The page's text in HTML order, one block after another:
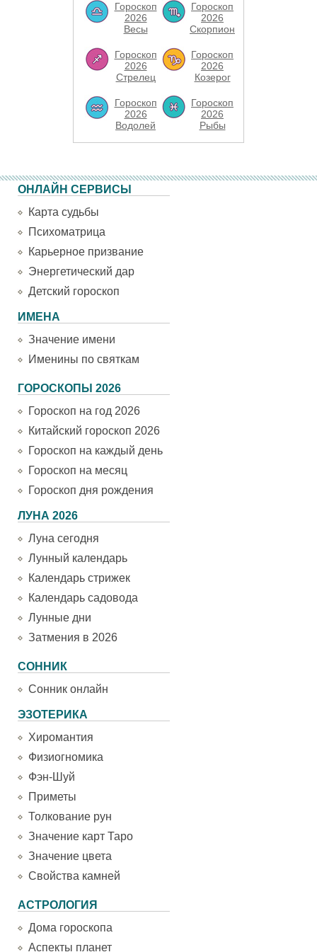
Гороскоп
2026
Весы
Гороскоп
2026
Скорпион
Гороскоп
2026
Стрелец
Гороскоп
2026
Козерог
Гороскоп
2026
Водолей
Гороскоп
2026
Рыбы
ОНЛАЙН СЕРВИСЫ
Карта судьбы
Психоматрица
Карьерное призвание
Энергетический дар
Детский гороскоп
ИМЕНА
Значение имени
Именины по святкам
ГОРОСКОПЫ 2026
Гороскоп на год 2026
Китайский гороскоп 2026
Гороскоп на каждый день
Гороскоп на месяц
Гороскоп дня рождения
ЛУНА 2026
Луна сегодня
Лунный календарь
Календарь стрижек
Календарь садовода
Лунные дни
Затмения в 2026
СОННИК
Сонник онлайн
ЭЗОТЕРИКА
Хиромантия
Физиогномика
Фэн-Шуй
Приметы
Толкование рун
Значение карт Таро
Значение цвета
Свойства камней
АСТРОЛОГИЯ
Дома гороскопа
Аспекты планет